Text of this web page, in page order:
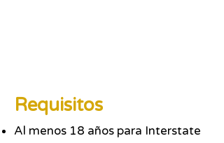
Requisitos
Al menos 18 años para Interstate